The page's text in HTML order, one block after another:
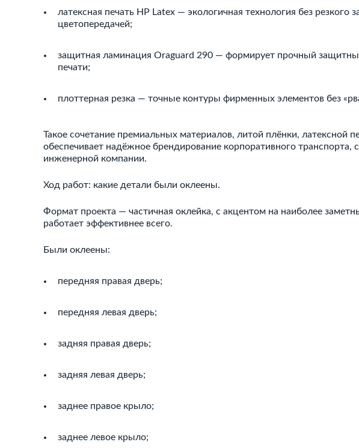
латексная печать HP Latex — экологичная технология без резкого
цветопередачей;
защитная ламинация Oraguard 290 — формирует прочный
печати;
плоттерная резка — точные контуры фирменных элементов без
Такое сочетание премиальных материалов, литой плёнки, латексной
обеспечивает надёжное брендирование корпоративного транспорта,
инженерной компании.
Ход работ: какие детали были оклеены.
Формат проекта — частичная оклейка, с акцентом на наиболее
работает эффективнее всего.
Были оклеены:
передняя правая дверь;
передняя левая дверь;
задняя правая дверь;
задняя левая дверь;
заднее правое крыло;
заднее левое крыло;